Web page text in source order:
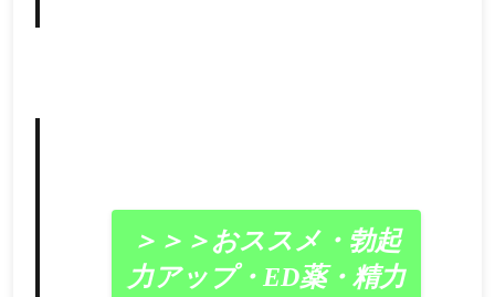
＞＞＞おススメ・勃起
力アップ・ED薬・精力